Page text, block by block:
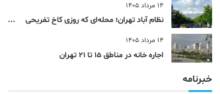
14 مرداد 1405
نظام‌ آباد تهران؛ محله‌ای که روزی کاخ تفریحی
14 مرداد 1405
اجاره خانه در مناطق 15 تا 21 تهران
خبرنامه